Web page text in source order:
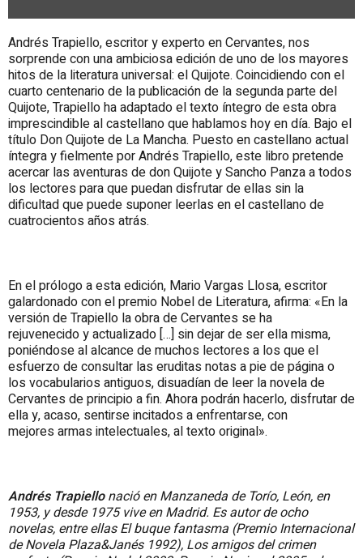
Andrés Trapiello, escritor y experto en Cervantes, nos
sorprende con una ambiciosa edición de uno de los mayores
hitos de la literatura universal: el Quijote. Coincidiendo con el
cuarto centenario de la publicación de la segunda parte del
Quijote, Trapiello ha adaptado el texto íntegro de esta obra
imprescindible al castellano que hablamos hoy en día. Bajo el
título Don Quijote de La Mancha. Puesto en castellano actual
íntegra y fielmente por Andrés Trapiello, este libro pretende
acercar las aventuras de don Quijote y Sancho Panza a todos
los lectores para que puedan disfrutar de ellas sin la
dificultad que puede suponer leerlas en el castellano de
cuatrocientos años atrás.
En el prólogo a esta edición, Mario Vargas Llosa, escritor
galardonado con el premio Nobel de Literatura, afirma: «En la
versión de Trapiello la obra de Cervantes se ha
rejuvenecido y actualizado […] sin dejar de ser ella misma,
poniéndose al alcance de muchos lectores a los que el
esfuerzo de consultar las eruditas notas a pie de página o
los vocabularios antiguos, disuadían de leer la novela de
Cervantes de principio a fin. Ahora podrán hacerlo, disfrutar de
ella y, acaso, sentirse incitados a enfrentarse, con
mejores armas intelectuales, al texto original».
Andrés Trapiellonació en Manzaneda de Torío, León, en
1953, y desde 1975 vive en Madrid. Es autor de ocho
novelas, entre ellas El buque fantasma (Premio Internacional
de Novela Plaza&Janés 1992), Los amigos del crimen